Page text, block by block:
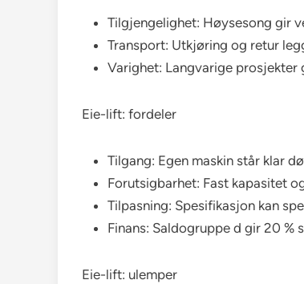
Tilgjengelighet: Høysesong gir
Transport: Utkjøring og retur
Varighet: Langvarige prosjekter
Eie-lift: fordeler
Tilgang: Egen maskin står klar
Forutsigbarhet: Fast kapasitet
Tilpasning: Spesifikasjon kan
Finans: Saldogruppe d gir 20
Eie-lift: ulemper